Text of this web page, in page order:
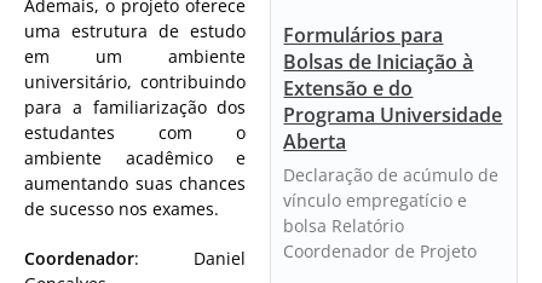
Ademais, o projeto oferece
uma estrutura de estudo
em um ambiente
universitário, contribuindo
para a familiarização dos
estudantes com o
ambiente acadêmico e
aumentando suas chances
de sucesso nos exames.
Coordenador: Daniel
Formulários para
Bolsas de Iniciação à
Extensão e do
Programa Universidade
Aberta
Declaração de acúmulo de
vínculo empregatício e
bolsa Relatório
Coordenador de Projeto